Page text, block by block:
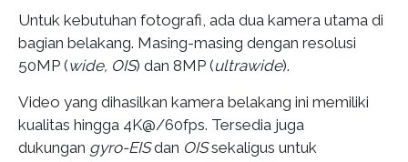
Untuk kebutuhan fotografi, ada dua kamera utama di
bagian belakang. Masing-masing dengan resolusi
50MP (wide, OIS) dan 8MP (ultrawide).
Video yang dihasilkan kamera belakang ini memiliki
kualitas hingga 4K@/60fps. Tersedia juga
dukungan gyro-EISdan OISsekaligus untuk